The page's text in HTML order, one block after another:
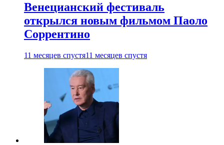
Венецианский фестиваль
открылся новым фильмом Паоло
Соррентино
11 месяцев спустя11 месяцев спустя